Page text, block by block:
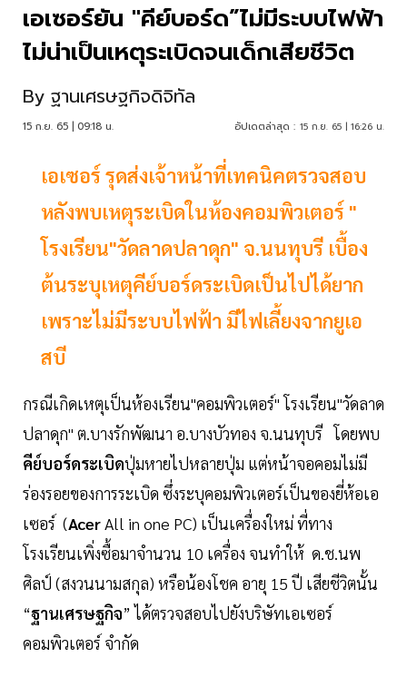
เอเซอร์ยัน "คีย์บอร์ด”ไม่มีระบบไฟฟ้า
ไม่น่าเป็นเหตุระเบิดจนเด็กเสียชีวิต
By ฐานเศรษฐกิจดิจิทัล
15 ก.ย. 65 | 09:18 น. อัปเดตล่าสุด : 15 ก.ย. 65 | 16:26 น.
เอเซอร์ รุดส่งเจ้าหน้าที่เทคนิคตรวจสอบ
หลังพบเหตุระเบิดในห้องคอมพิวเตอร์ "
โรงเรียน"วัดลาดปลาดุก" จ.นนทุบรี เบื้อง
ต้นระบุเหตุคีย์บอร์ดระเบิดเป็นไปได้ยาก
เพราะไม่มีระบบไฟฟ้า มีไฟเลี้ยงจากยูเอ
สบี
กรณีเกิดเหตุเป็นห้องเรียน"คอมพิวเตอร์" โรงเรียน"วัดลาด
ปลาดุก" ต.บางรักพัฒนา อ.บางบัวทอง จ.นนทุบรี โดยพบ
คีย์บอร์ดระเบิดปุ่มหายไปหลายปุ่ม แต่หน้าจอคอมไม่มี
ร่องรอยของการระเบิด ซึ่งระบุคอมพิวเตอร์เป็นของยี่ห้อเอ
เซอร์ (AcerAll in one PC) เป็นเครื่องใหม่ ที่ทาง
โรงเรียนเพิ่งซื้อมาจำนวน 10 เครื่อง จนทำให้ ด.ช.นพ
ศิลป์ (สงวนนามสกุล) หรือน้องโชค อายุ 15 ปี เสียชีวิตนั้น
“ฐานเศรษฐกิจ” ได้ตรวจสอบไปยังบริษัทเอเซอร์
คอมพิวเตอร์ จำกัด